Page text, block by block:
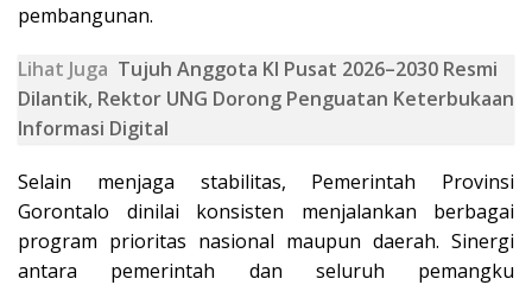
pembangunan.
Lihat Juga Tujuh Anggota KI Pusat 2026–2030 Resmi
Dilantik, Rektor UNG Dorong Penguatan Keterbukaan
Informasi Digital
Selain menjaga stabilitas, Pemerintah Provinsi
Gorontalo dinilai konsisten menjalankan berbagai
program prioritas nasional maupun daerah. Sinergi
antara pemerintah dan seluruh pemangku